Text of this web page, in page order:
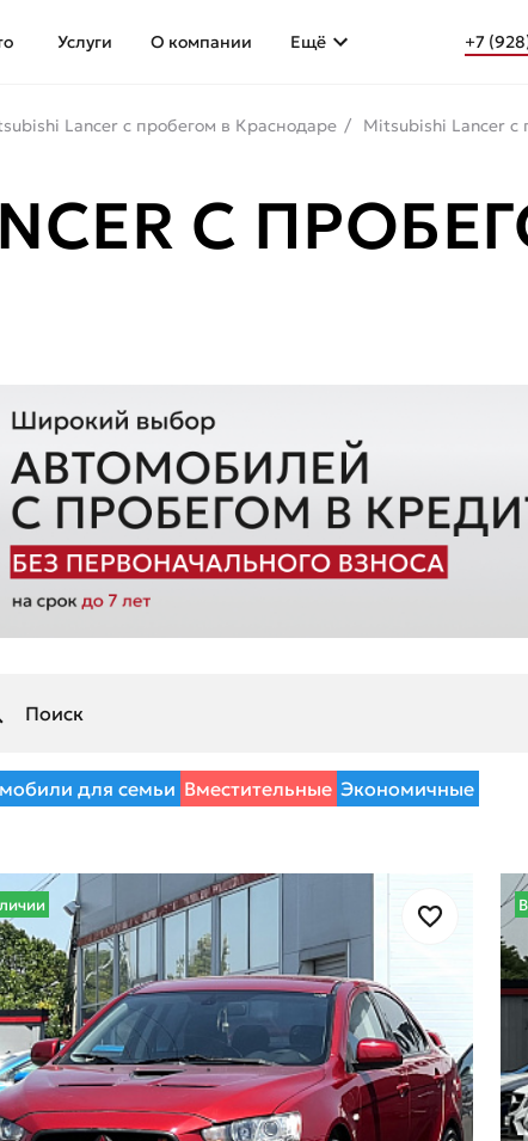
Услуги О компании Ещё +7
Lancer с пробегом в Краснодаре Mitsubishi Lancer с
С
для семьи Вместительные Экономичные